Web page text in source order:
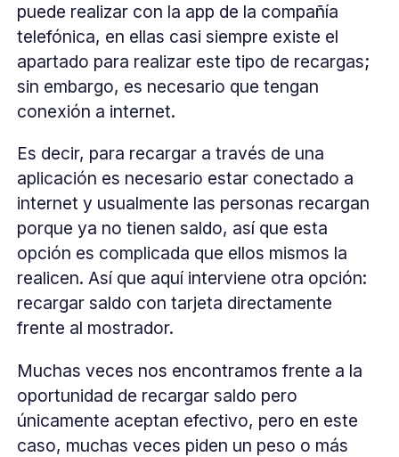
puede realizar con la app de la compañía
telefónica, en ellas casi siempre existe el
apartado para realizar este tipo de recargas;
sin embargo, es necesario que tengan
conexión a internet.
Es decir, para recargar a través de una
aplicación es necesario estar conectado a
internet y usualmente las personas recargan
porque ya no tienen saldo, así que esta
opción es complicada que ellos mismos la
realicen. Así que aquí interviene otra opción:
recargar saldo con tarjeta directamente
frente al mostrador.
Muchas veces nos encontramos frente a la
oportunidad de recargar saldo pero
únicamente aceptan efectivo, pero en este
caso, muchas veces piden un peso o más